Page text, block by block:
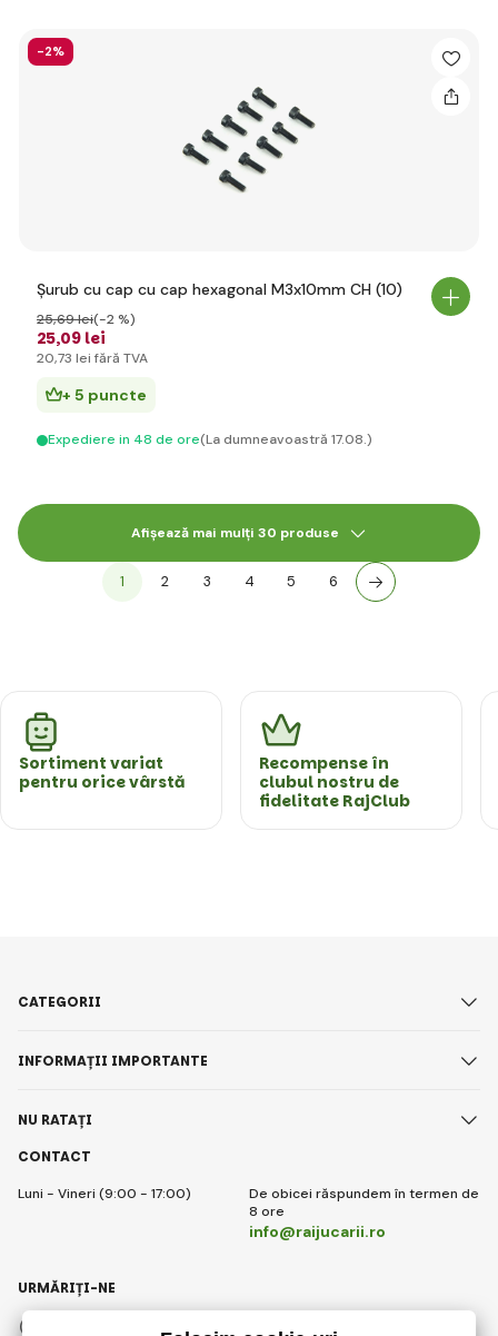
-2%
Șurub cu cap cu cap hexagonal M3x10mm CH (10)
25,09 lei
25,69 lei(-2 %)
20,73 lei fără TVA
+ 5 puncte
Expediere in 48 de ore(La dumneavoastră 17.08.)
Afișează mai mulți 30 produse
1 2 3 4 5 6
Sortiment variat
pentru orice vârstă
Recompense în
clubul nostru de
fidelitate RajClub
CONTACT
Luni - Vineri (9:00 - 17:00)
De obicei răspundem în termen de
8 ore
info@raijucarii.ro
CATEGORII
INFORMAȚII IMPORTANTE
NU RATAȚI
URMĂRIȚI-NE
Instagram